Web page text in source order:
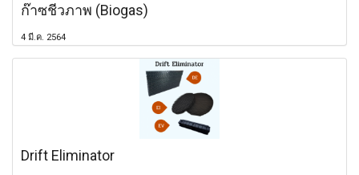
ก๊าซชีวภาพ (Biogas)
4 มี.ค. 2564
Drift Eliminator